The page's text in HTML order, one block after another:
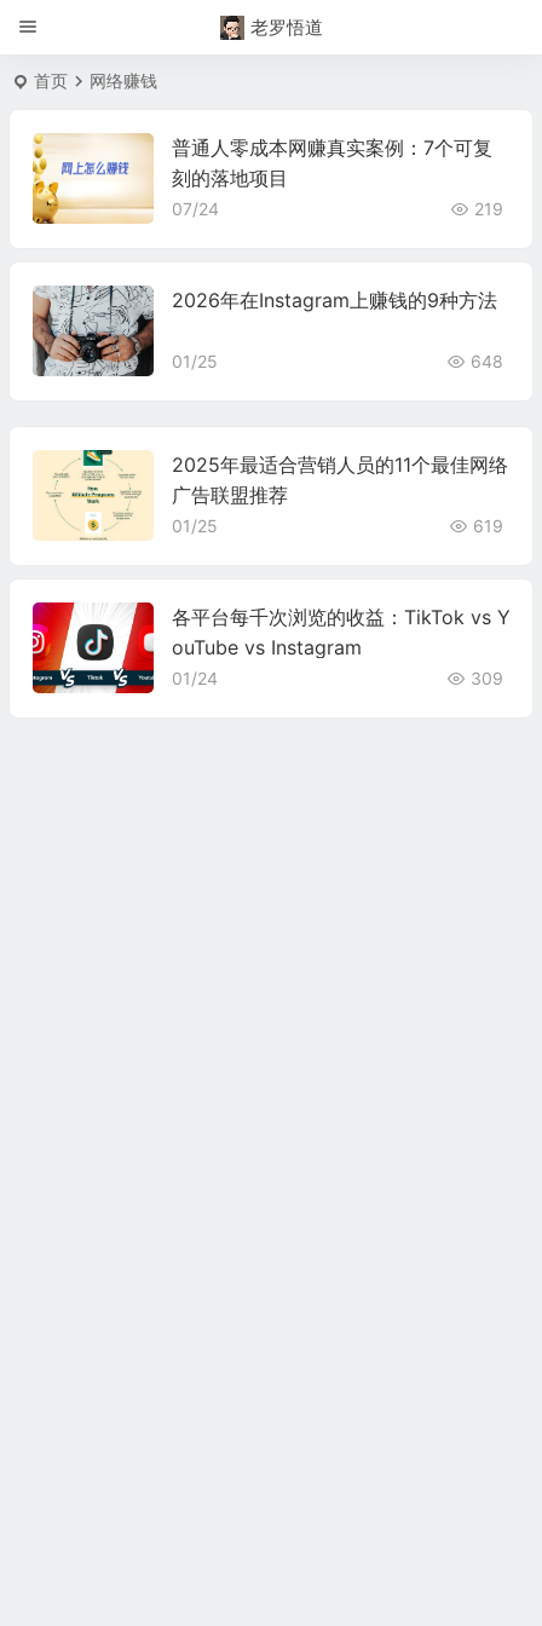
老罗悟道
首页 网络赚钱
普通人零成本网赚真实案例：7个可复
刻的落地项目
07/24 219
2026年在Instagram上赚钱的9种方法
01/25 648
2025年最适合营销人员的11个最佳网络
广告联盟推荐
01/25 619
各平台每千次浏览的收益：TikTok vs Y
ouTube vs Instagram
01/24 309